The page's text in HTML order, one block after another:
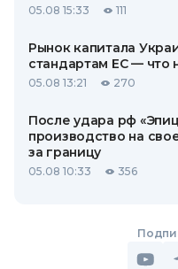
05.08 15:33 111
Рынок капитала
стандартам ЕС — что
05.08 13:21 270
После удара рф
производство на
за границу
05.08 10:33 356